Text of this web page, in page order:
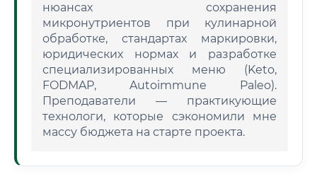
нюансах сохранения
микронутриентов при кулинарной
обработке, стандартах маркировки,
юридических нормах и разработке
специализированных меню (Keto,
FODMAP, Autoimmune Paleo).
Преподаватели — практикующие
технологи, которые сэкономили мне
массу бюджета на старте проекта.